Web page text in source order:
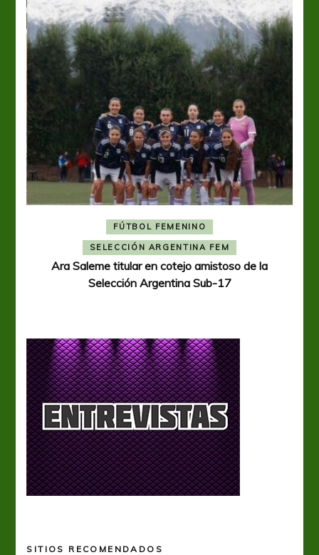
FÚTBOL FEMENINO
SELECCIÓN ARGENTINA FEM
Ara Saleme titular en cotejo amistoso de la
Selección Argentina Sub-17
SITIOS RECOMENDADOS